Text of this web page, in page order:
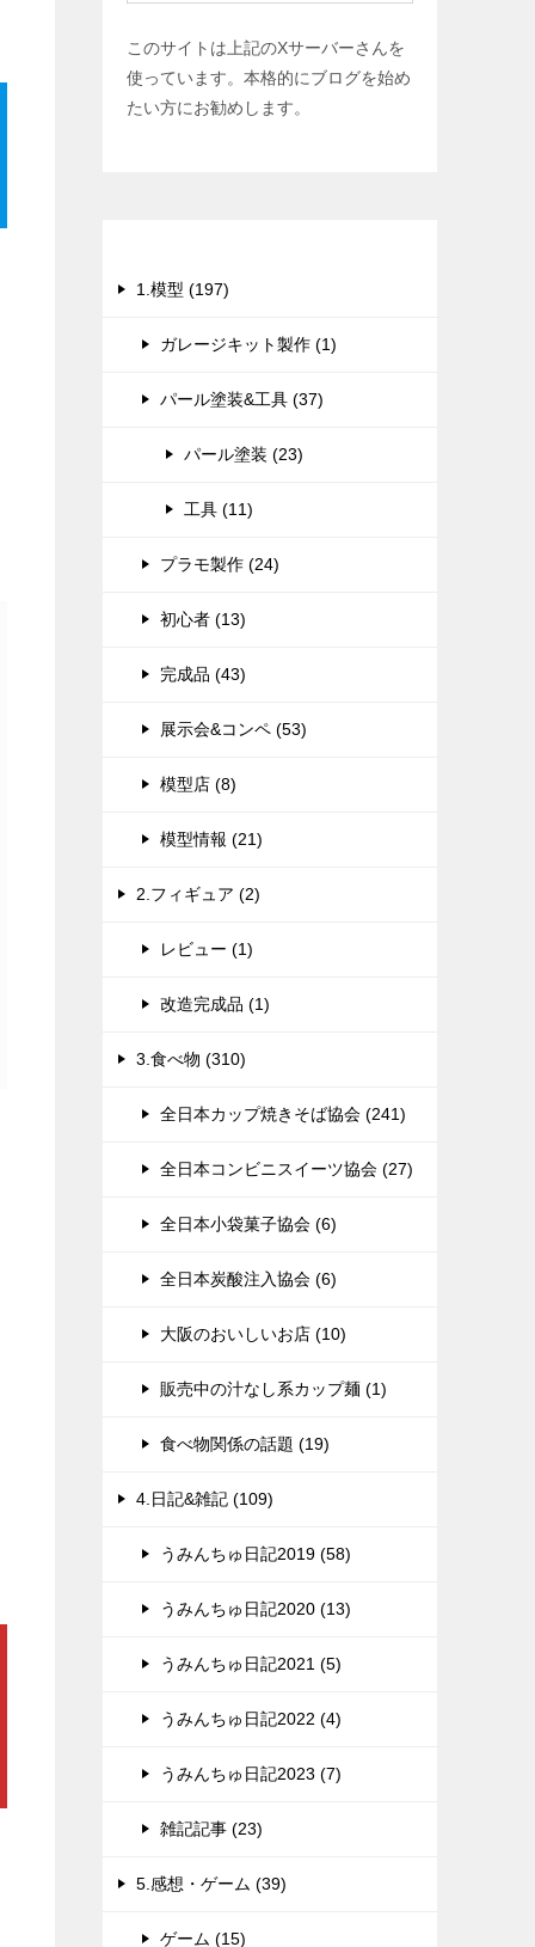
このサイトは上記のXサーバーさんを
使っています。本格的にブログを始め
たい方にお勧めします。
1.模型 (197)
ガレージキット製作 (1)
パール塗装&工具 (37)
パール塗装 (23)
工具 (11)
プラモ製作 (24)
初心者 (13)
完成品 (43)
展示会&コンペ (53)
模型店 (8)
模型情報 (21)
2.フィギュア (2)
レビュー (1)
改造完成品 (1)
3.食べ物 (310)
全日本カップ焼きそば協会 (241)
全日本コンビニスイーツ協会 (27)
全日本小袋菓子協会 (6)
全日本炭酸注入協会 (6)
大阪のおいしいお店 (10)
販売中の汁なし系カップ麺 (1)
食べ物関係の話題 (19)
4.日記&雑記 (109)
うみんちゅ日記2019 (58)
うみんちゅ日記2020 (13)
うみんちゅ日記2021 (5)
うみんちゅ日記2022 (4)
うみんちゅ日記2023 (7)
雑記記事 (23)
5.感想・ゲーム (39)
ゲーム (15)